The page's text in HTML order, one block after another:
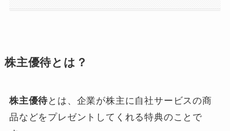
株主優待とは？
株主優待とは、企業が株主に自社サービスの商
品などをプレゼントしてくれる特典のことで